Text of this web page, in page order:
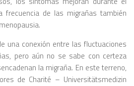
frecuencia de las migrañas también
una conexión entre las fluctuaciones
pero aún no se sabe con certeza
la migraña. En este terreno,
de Charité – Universitätsmedizin